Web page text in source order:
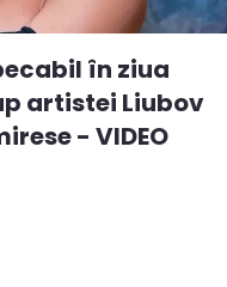
în ziua
artistei Liubov
- VIDEO